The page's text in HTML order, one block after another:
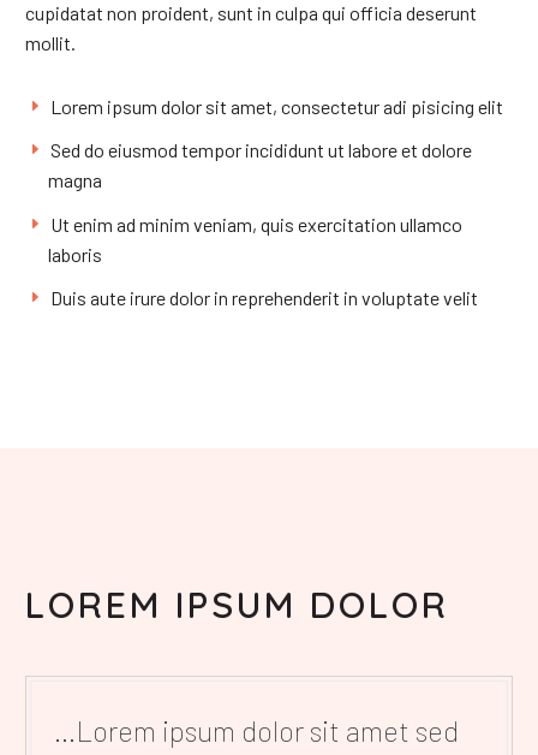
cupidatat non proident, sunt in culpa qui officia deserunt
mollit.
Lorem ipsum dolor sit amet, consectetur adi pisicing elit
Sed do eiusmod tempor incididunt ut labore et dolore
magna
Ut enim ad minim veniam, quis exercitation ullamco
laboris
Duis aute irure dolor in reprehenderit in voluptate velit
LOREM IPSUM DOLOR
…Lorem ipsum dolor sit amet sed